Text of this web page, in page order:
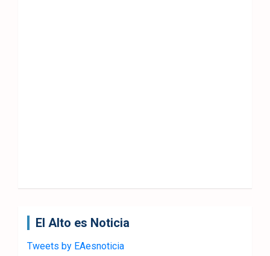
El Alto es Noticia
Tweets by EAesnoticia